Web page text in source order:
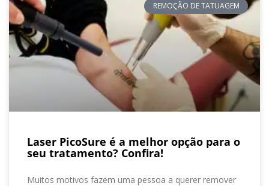
REMOÇÃO DE TATUAGEM
Laser PicoSure é a melhor opção para o
seu tratamento? Confira!
Muitos motivos fazem uma pessoa a querer remover